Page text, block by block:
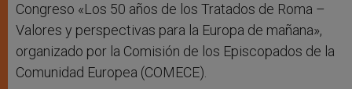
Congreso «Los 50 años de los Tratados de Roma –
Valores y perspectivas para la Europa de mañana»,
organizado por la Comisión de los Episcopados de la
Comunidad Europea (COMECE).